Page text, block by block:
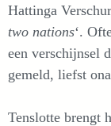
Hattinga
two nations‘.
een verschijnsel
gemeld, liefst
Tenslotte brengt